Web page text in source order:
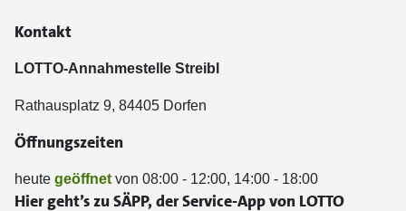
Kontakt
LOTTO-Annahmestelle Streibl
Rathausplatz 9, 84405 Dorfen
Öffnungszeiten
heute geöffnet von 08:00 - 12:00, 14:00 - 18:00
Hier geht’s zu SÄPP, der Service-App von LOTTO